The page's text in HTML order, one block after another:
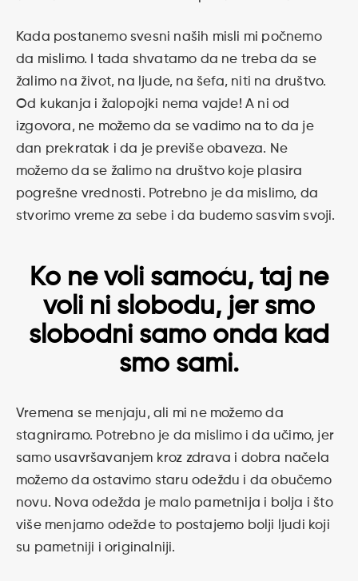
Kada postanemo svesni naših misli mi počnemo
da mislimo. I tada shvatamo da ne treba da se
žalimo na život, na ljude, na šefa, niti na društvo.
Od kukanja i žalopojki nema vajde! A ni od
izgovora, ne možemo da se vadimo na to da je
dan prekratak i da je previše obaveza. Ne
možemo da se žalimo na društvo koje plasira
pogrešne vrednosti. Potrebno je da mislimo, da
stvorimo vreme za sebe i da budemo sasvim svoji.
Ko ne voli samoću, taj ne
voli ni slobodu, jer smo
slobodni samo onda kad
smo sami.
Vremena se menjaju, ali mi ne možemo da
stagniramo. Potrebno je da mislimo i da učimo, jer
samo usavršavanjem kroz zdrava i dobra načela
možemo da ostavimo staru odeždu i da obučemo
novu. Nova odežda je malo pametnija i bolja i što
više menjamo odežde to postajemo bolji ljudi koji
su pametniji i originalniji.